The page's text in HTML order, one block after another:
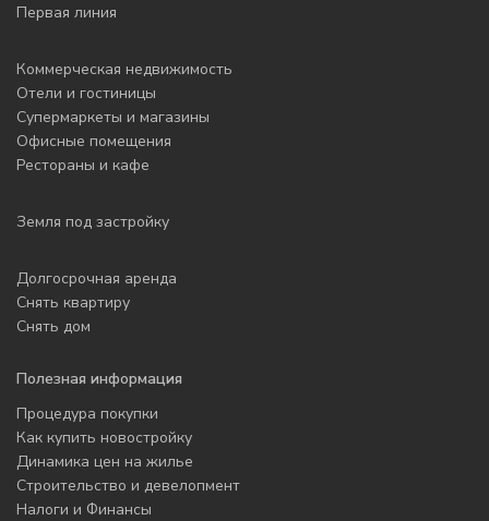
Первая линия
Коммерческая недвижимость
Отели и гостиницы
Супермаркеты и магазины
Офисные помещения
Рестораны и кафе
Земля под застройку
Долгосрочная аренда
Снять квартиру
Снять дом
Полезная информация
Процедура покупки
Как купить новостройку
Динамика цен на жилье
Строительство и девелопмент
Налоги и Финансы